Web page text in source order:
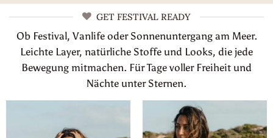
GET FESTIVAL READY
Ob Festival, Vanlife oder Sonnenuntergang am Meer.
Leichte Layer, natürliche Stoffe und Looks, die jede
Bewegung mitmachen. Für Tage voller Freiheit und
Nächte unter Sternen.